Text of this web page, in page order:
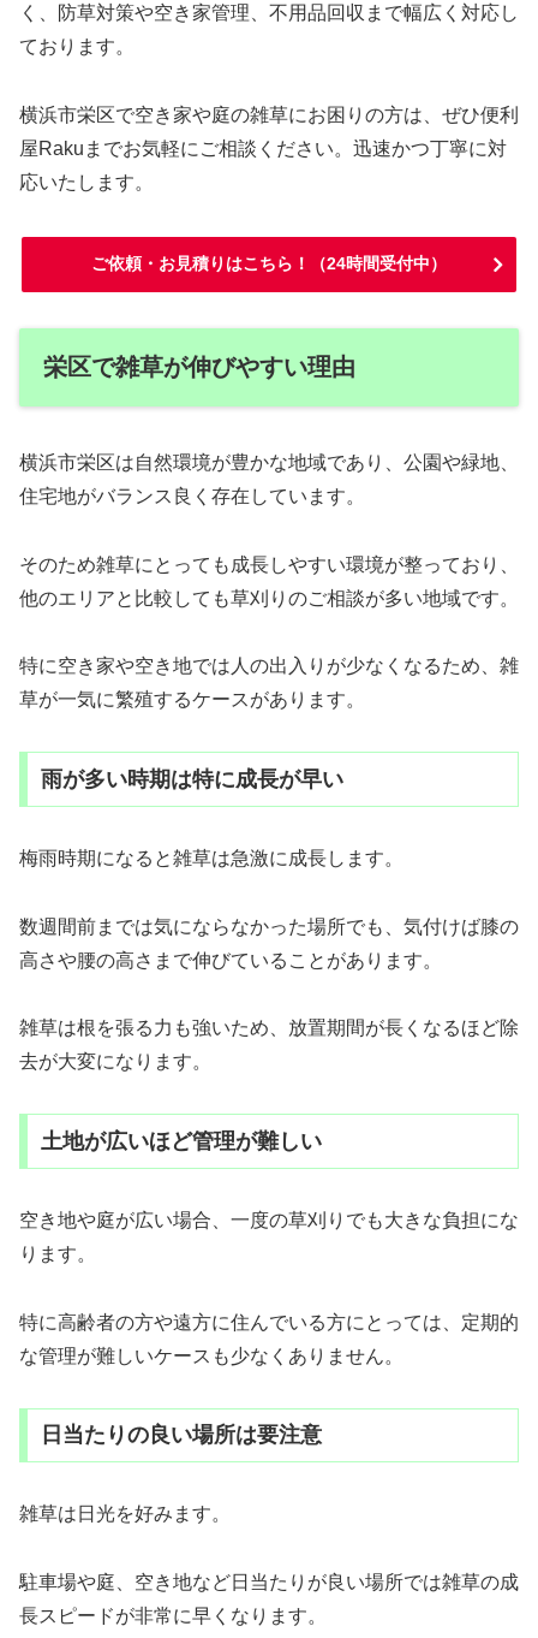
く、防草対策や空き家管理、不用品回収まで幅広く対応し
ております。
横浜市栄区で空き家や庭の雑草にお困りの方は、ぜひ便利
屋Rakuまでお気軽にご相談ください。迅速かつ丁寧に対
応いたします。
ご依頼・お見積りはこちら！（24時間受付中）
栄区で雑草が伸びやすい理由
横浜市栄区は自然環境が豊かな地域であり、公園や緑地、
住宅地がバランス良く存在しています。
そのため雑草にとっても成長しやすい環境が整っており、
他のエリアと比較しても草刈りのご相談が多い地域です。
特に空き家や空き地では人の出入りが少なくなるため、雑
草が一気に繁殖するケースがあります。
雨が多い時期は特に成長が早い
梅雨時期になると雑草は急激に成長します。
数週間前までは気にならなかった場所でも、気付けば膝の
高さや腰の高さまで伸びていることがあります。
雑草は根を張る力も強いため、放置期間が長くなるほど除
去が大変になります。
土地が広いほど管理が難しい
空き地や庭が広い場合、一度の草刈りでも大きな負担にな
ります。
特に高齢者の方や遠方に住んでいる方にとっては、定期的
な管理が難しいケースも少なくありません。
日当たりの良い場所は要注意
雑草は日光を好みます。
駐車場や庭、空き地など日当たりが良い場所では雑草の成
長スピードが非常に早くなります。